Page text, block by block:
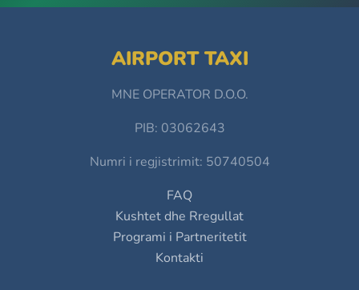
AIRPORT TAXI
MNE OPERATOR D.O.O.
PIB: 03062643
Numri i regjistrimit: 50740504
FAQ
Kushtet dhe Rregullat
Programi i Partneritetit
Kontakti